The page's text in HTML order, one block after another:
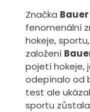
Značka
fenomenální
hokeje,
založení
pojetí hokeje,
odepínalo od
test ale
sportu